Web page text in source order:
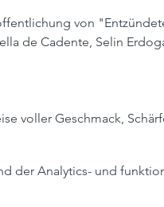
von
de Cadente, Selin
voller Geschmack,
der Analytics- und